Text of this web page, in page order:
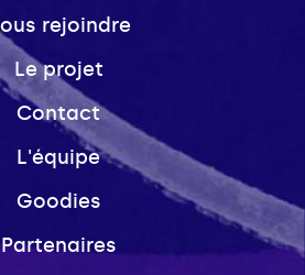
rejoindre
Le projet
Contact
L'équipe
Goodies
Partenaires